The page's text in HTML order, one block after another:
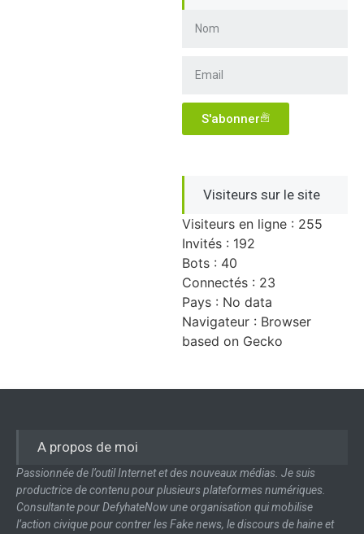
S'abonner
Visiteurs sur le site
Visiteurs en ligne : 255
Invités : 192
Bots : 40
Connectés : 23
Pays : No data
Navigateur : Browser
based on Gecko
A propos de moi
Passionnée de l’outil Internet et des nouveaux médias. Je suis
productrice de contenu pour plusieurs plateformes numériques.
Consultante pour DefyhateNow une organisation qui mobilise
l’action civique pour contrer les Fake news, le discours de haine et